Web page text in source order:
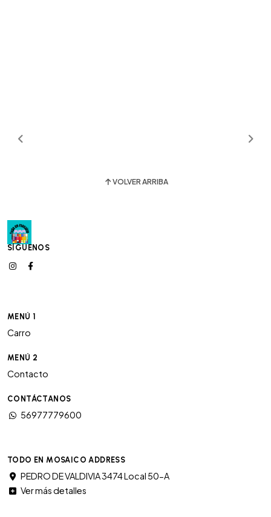
VOLVER ARRIBA
SÍGUENOS
MENÚ 1
Carro
MENÚ 2
Contacto
CONTÁCTANOS
56977779600
TODO EN MOSAICO ADDRESS
PEDRO DE VALDIVIA 3474 Local 50-A
Ver más detalles